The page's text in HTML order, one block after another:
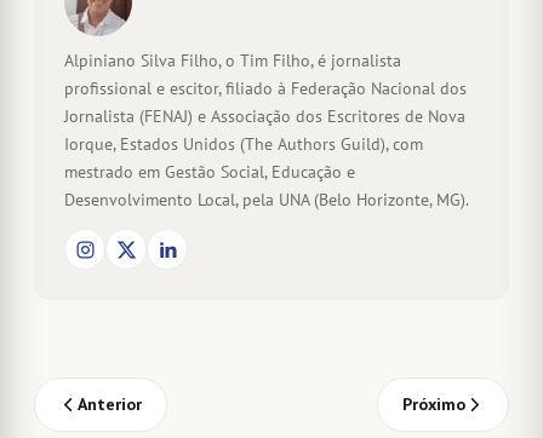
Alpiniano Silva Filho, o Tim Filho, é jornalista
profissional e escitor, filiado à Federação Nacional dos
Jornalista (FENAJ) e Associação dos Escritores de Nova
Iorque, Estados Unidos (The Authors Guild), com
mestrado em Gestão Social, Educação e
Desenvolvimento Local, pela UNA (Belo Horizonte, MG).
Anterior Próximo